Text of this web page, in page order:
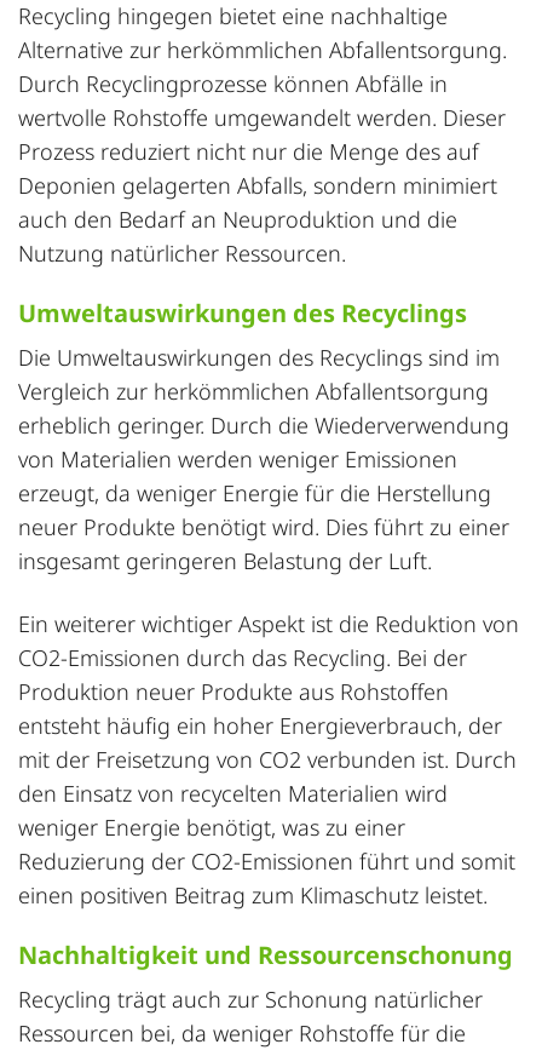
Recycling hingegen bietet eine nachhaltige
Alternative zur herkömmlichen Abfallentsorgung.
Durch Recyclingprozesse können Abfälle in
wertvolle Rohstoffe umgewandelt werden. Dieser
Prozess reduziert nicht nur die Menge des auf
Deponien gelagerten Abfalls, sondern minimiert
auch den Bedarf an Neuproduktion und die
Nutzung natürlicher Ressourcen.
Umweltauswirkungen des Recyclings
Die Umweltauswirkungen des Recyclings sind im
Vergleich zur herkömmlichen Abfallentsorgung
erheblich geringer. Durch die Wiederverwendung
von Materialien werden weniger Emissionen
erzeugt, da weniger Energie für die Herstellung
neuer Produkte benötigt wird. Dies führt zu einer
insgesamt geringeren Belastung der Luft.
Ein weiterer wichtiger Aspekt ist die Reduktion von
CO2-Emissionen durch das Recycling. Bei der
Produktion neuer Produkte aus Rohstoffen
entsteht häufig ein hoher Energieverbrauch, der
mit der Freisetzung von CO2 verbunden ist. Durch
den Einsatz von recycelten Materialien wird
weniger Energie benötigt, was zu einer
Reduzierung der CO2-Emissionen führt und somit
einen positiven Beitrag zum Klimaschutz leistet.
Nachhaltigkeit und Ressourcenschonung
Recycling trägt auch zur Schonung natürlicher
Ressourcen bei, da weniger Rohstoffe für die